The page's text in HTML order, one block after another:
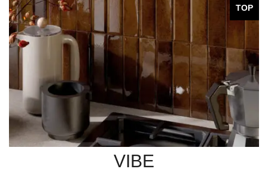
TOP
VIBE